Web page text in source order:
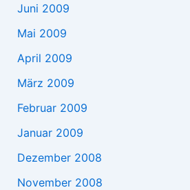
Juni 2009
Mai 2009
April 2009
März 2009
Februar 2009
Januar 2009
Dezember 2008
November 2008